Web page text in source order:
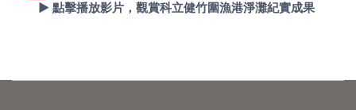
▶️ 點擊播放影片，觀賞科立健竹圍漁港淨灘紀實成果